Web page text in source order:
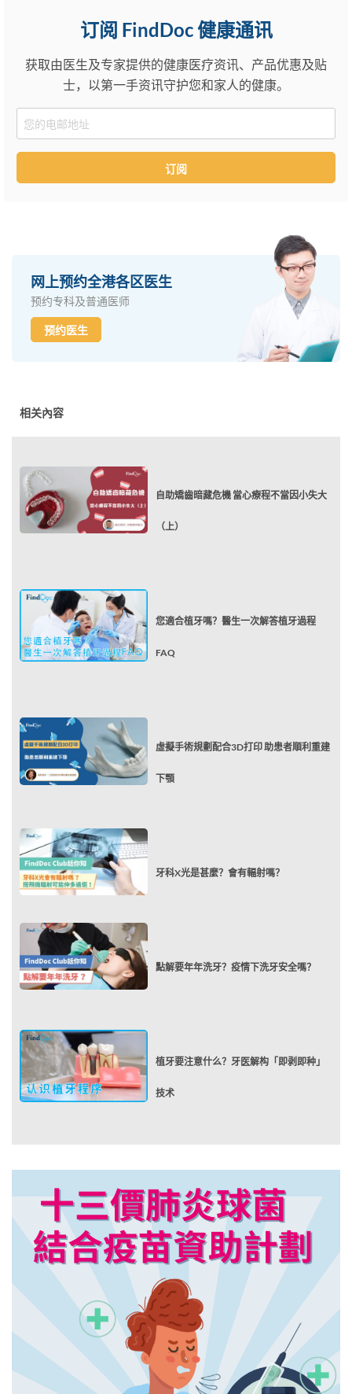
订阅 FindDoc 健康通讯
获取由医生及专家提供的健康医疗资讯、产品优惠及贴
士，以第一手资讯守护您和家人的健康。
Email
订阅
网上预约全港各区医生
预约专科及普通医师
预约医生
相关內容
自助矯齒暗藏危機 當心療程不當因小失大
（上）
您適合植牙嗎？醫生一次解答植牙過程
FAQ
虛擬手術規劃配合3D打印 助患者順利重建
下顎
牙科X光是甚麼？會有輻射嗎？
點解要年年洗牙？疫情下洗牙安全嗎？
植牙要注意什么？牙医解构「即剥即种」
技术